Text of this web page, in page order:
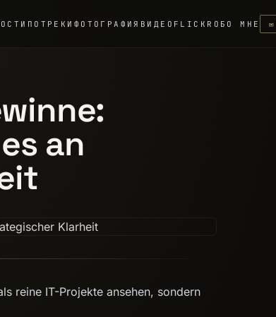
ПО ТРЕКИ ФОТОГРАФИЯ ВИДЕО FLICKR ОБО МНЕ ✉
an
reine IT-Projekte ansehen, sondern